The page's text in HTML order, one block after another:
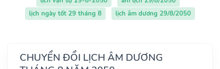
lịch ngày tốt 29 tháng 8
lịch âm dương 29/8/2050
CHUYỂN ĐỔI LỊCH ÂM DƯƠNG